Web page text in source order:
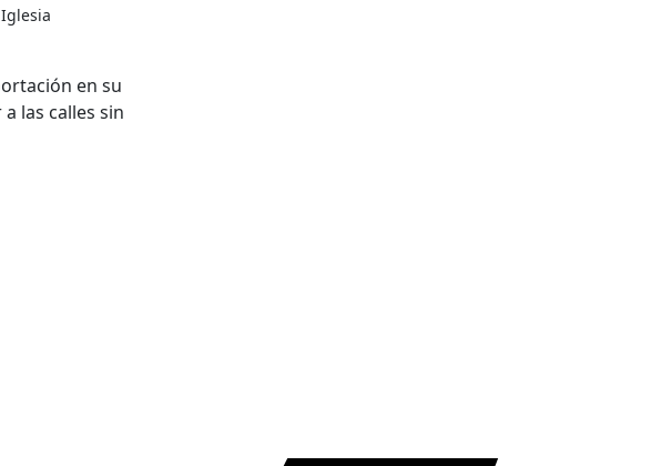
en su
las calles sin